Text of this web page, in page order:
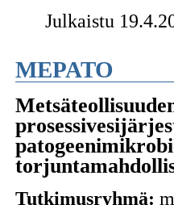
Julkaistu
MEPATO
Tutkimusryhmä: